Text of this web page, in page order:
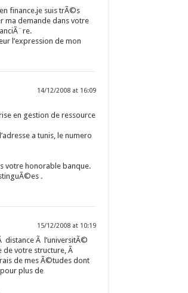
finance.je suis trÃ©s
ma demande dans votre
l’expression de mon
14/12/2008 at 16:09
en gestion de ressource
a tunis, le numero
votre honorable banque.
.
15/12/2008 at 10:19
distance Ã l’universitÃ©
de votre structure, Ã
de mes Ã©tudes dont
plus de